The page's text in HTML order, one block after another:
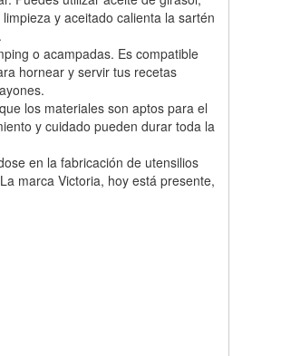
y aceitado calienta la sartén
o acampadas. Es compatible
hornear y servir tus recetas
los materiales son aptos para el
y cuidado pueden durar toda la
en la fabricación de utensilios
marca Victoria, hoy está presente,